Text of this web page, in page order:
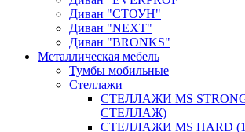
Диван "СТОУН"
Диван "NEXT"
Диван "BRONKS"
Металлическая мебель
Тумбы мобильные
Стеллажи
СТЕЛЛАЖИ MS
СТЕЛЛАЖ)
СТЕЛЛАЖИ MS HARD